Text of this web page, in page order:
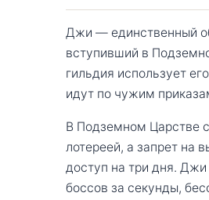
Джи — единственный
вступивший в
гильдия использует
идут по чужим
В Подземном Царстве
лотереей, а запрет на
доступ на три дня.
боссов за секунды,